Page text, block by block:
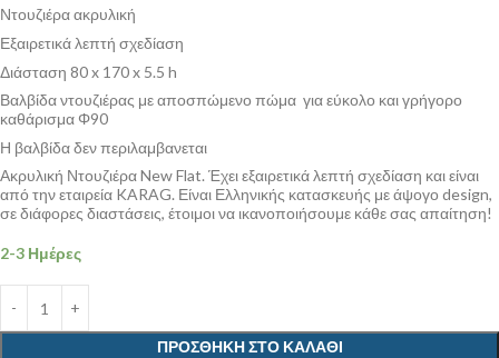
Ντουζιέρα ακρυλική
Εξαιρετικά λεπτή σχεδίαση
Διάσταση 80 x 170x 5.5 h
Βαλβίδα ντουζιέρας με αποσπώμενο πώμα για εύκολο και γρήγορο
καθάρισμα Φ90
Η βαλβίδα δεν περιλαμβανεται
Ακρυλική Ντουζιέρα New Flat. Έχει εξαιρετικά λεπτή σχεδίαση και είναι
από την εταιρεία KARAG. Είναι Ελληνικής κατασκευής με άψογο design,
σε διάφορες διαστάσεις, έτοιμοι να ικανοποιήσουμε κάθε σας απαίτηση!
2-3 Ημέρες
ΠΡΟΣΘΉΚΗ ΣΤΟ ΚΑΛΆΘΙ